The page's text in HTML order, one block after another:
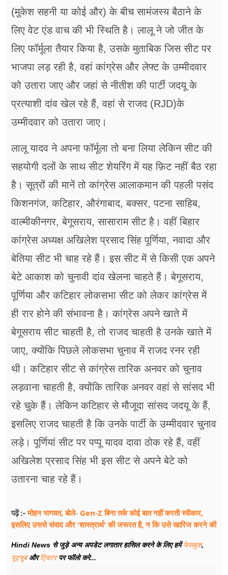
(मुकेश सहनी या कोई और) के बीच सामंजस्य बैठाने के
लिए वेट एंड वाच की भी स्थिति है। लालू ने जो जीत के
लिए फॉर्मूला तैयार किया है, उसके मुताबिक जिस सीट पर
भाजपा लड़ रही है, वहां कांग्रेस और लेफ्ट के उम्मीदवार
को उतारा जाए और जहां से नीतीश की पार्टी जदयू के
प्रत्याशी दांव खेल रहे हैं, वहां से राजद (RJD)के
उम्मीदवार को उतारा जाए।
लालू यादव ने अपना फॉर्मूला तो बना लिया लेकिन सीट की
सहयोगी दलों के साथ सीट शेयरिंग में यह फ़िट नहीं बैठ रहा
है। सूत्रों की मानें तो कांग्रेस आलाकमान की पहली पसंद
किशनगंज, कटिहार, औरंगाबाद, बक्सर, पटना साहिब,
वाल्मीकीनगर, बेगूसराय, सासाराम सीट है। वहीं बिहार
कांग्रेस अध्यक्ष अखिलेश प्रसाद सिंह पूर्णिया, नवादा और
बेतिया सीट भी चाह रहे हैं। इस सीट में से किसी एक अपने
बेटे आकाश को चुनावी दांव खेलना चाहते हैं। बेगूसराय,
पूर्णिया और कटिहार लोकसभा सीट को लेकर कांग्रेस में
ही रार होने की संभावना है। कांग्रेस अपने खाते में
बेगूसराय सीट चाहती है, तो राजद चाहती है उनके खाते में
जाए, क्योंकि पिछले लोकसभा चुनाव में राजद रनर रही
थी। कटिहार सीट से कांग्रेस तारिक अनवर को चुनाव
लड़वाना चाहती है, क्योंकि तारिक अनवर वहां से सांसद भी
रहे चुके हैं। लेकिन कटिहार से मौजूदा सांसद जदयू के हैं,
इसलिए राजद चाहती है कि उनके पार्टी के उम्मीदवार चुनाव
लड़े। पूर्णियां सीट पर पप्पू यादव दावा ठोक रहे हैं, वहीं
अखिलेश प्रसाद सिंह भी इस सीट से अपने बेटे को
उतारना चाह रहे हैं।
पढ़ें :-मोहन भागवत, बोले- Gen-Z बिना तर्क कोई बात नहीं करती स्वीकार,
इसलिए उससे संवाद और 'शास्त्रार्थ' की जरूरत है, न कि उसे खारिज करने की
Hindi News से जुड़े अन्य अपडेट लगातार हासिल करने के लिए हमेंफेसबुक,
यूट्यूबऔरट्विटरपर फॉलो करे...